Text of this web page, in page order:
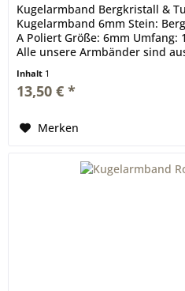
Kugelarmband Bergkristall &
Kugelarmband 6mm Stein:
A Poliert Größe: 6mm Umfang:
Alle unsere Armbänder sind
Inhalt 1
13,50 € *
Merken